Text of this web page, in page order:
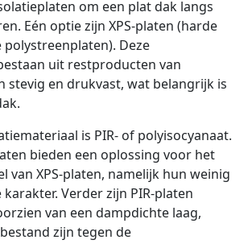
om een plat dak langs
Eén optie zijn XPS-platen (harde
Deze
uit restproducten van
stevig en drukvast, wat belangrijk is
is PIR- of polyisocyanaat.
bieden een oplossing voor het
van XPS-platen, namelijk hun weinig
Verder zijn PIR-platen
van een dampdichte laag,
zijn tegen de